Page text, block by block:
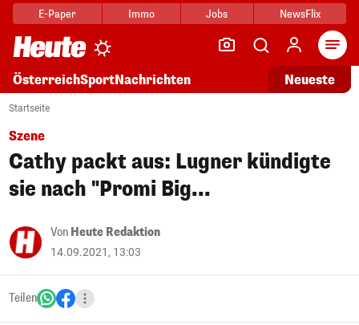
E-Paper Immo Jobs NewsFlix
ÖsterreichSportNachrichten Neueste
Startseite
Szene
Cathy packt aus: Lugner kündigte
sie nach "Promi Big...
Von Heute Redaktion
14.09.2021, 13:03
Teilen